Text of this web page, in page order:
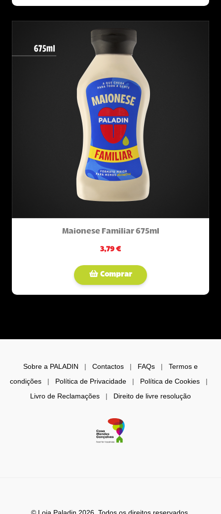
Maionese Familiar 675ml
3,79 €
Comprar
Sobre a PALADIN | Contactos | FAQs | Termos e
condições| Política de Privacidade| Política de Cookies|
Livro de Reclamações | Direito de livre resolução